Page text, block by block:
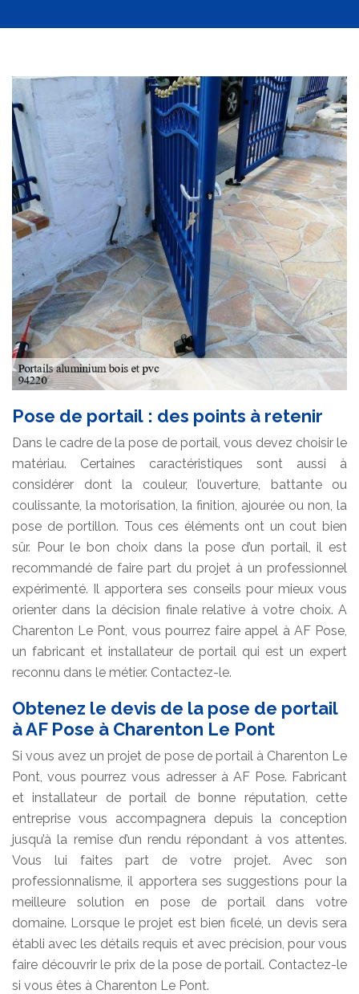
Pose de portail : des points à retenir
Dans le cadre de la pose de portail, vous devez choisir le
matériau. Certaines caractéristiques sont aussi à
considérer dont la couleur, l’ouverture, battante ou
coulissante, la motorisation, la finition, ajourée ou non, la
pose de portillon. Tous ces éléments ont un cout bien
sûr. Pour le bon choix dans la pose d’un portail, il est
recommandé de faire part du projet à un professionnel
expérimenté. Il apportera ses conseils pour mieux vous
orienter dans la décision finale relative à votre choix. A
Charenton Le Pont, vous pourrez faire appel à AF Pose,
un fabricant et installateur de portail qui est un expert
reconnu dans le métier. Contactez-le.
Obtenez le devis de la pose de portail
à AF Pose à Charenton Le Pont
Si vous avez un projet de pose de portail à Charenton Le
Pont, vous pourrez vous adresser à AF Pose. Fabricant
et installateur de portail de bonne réputation, cette
entreprise vous accompagnera depuis la conception
jusqu’à la remise d’un rendu répondant à vos attentes.
Vous lui faites part de votre projet. Avec son
professionnalisme, il apportera ses suggestions pour la
meilleure solution en pose de portail dans votre
domaine. Lorsque le projet est bien ficelé, un devis sera
établi avec les détails requis et avec précision, pour vous
faire découvrir le prix de la pose de portail. Contactez-le
si vous êtes à Charenton Le Pont.